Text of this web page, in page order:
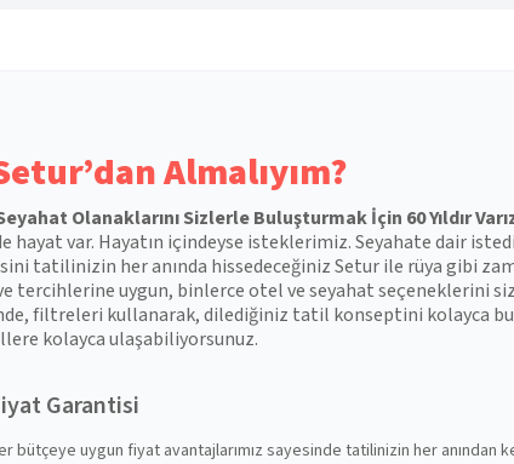
Almalıyım?
Olanaklarını Sizlerle Buluşturmak İçin 60 Yıldır
hayat var. Hayatın içindeyse isteklerimiz. Seyahate dair
tatilinizin her anında hissedeceğiniz Setur ile rüya gibi
tercihlerine uygun, binlerce otel ve seyahat seçeneklerini
filtreleri kullanarak, dilediğiniz tatil konseptini kolayca
kolayca ulaşabiliyorsunuz.
Garantisi
bütçeye uygun fiyat avantajlarımız sayesinde tatilinizin her anından